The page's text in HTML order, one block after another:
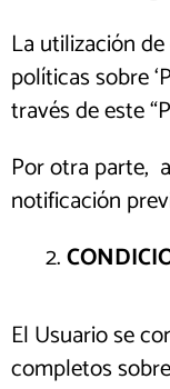
La utilización
políticas sobre
través de este
Por otra parte,
notificación
El Usuario se
completos